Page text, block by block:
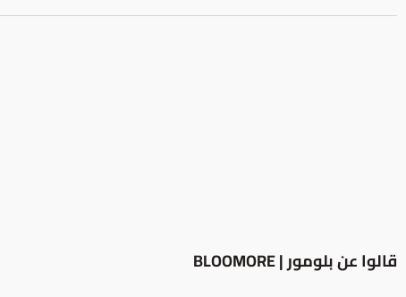
قالوا عن بلومور | BLOOMORE